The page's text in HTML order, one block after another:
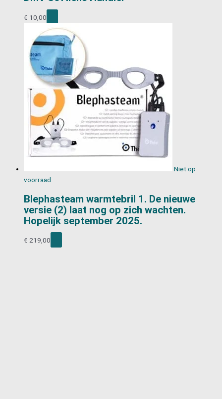
€ 10,00
Niet op
voorraad
Blephasteam warmtebril 1. De nieuwe
versie (2) laat nog op zich wachten.
Hopelijk september 2025.
€ 219,00